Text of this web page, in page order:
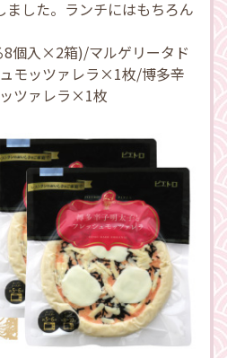
ました。ランチにはもちろん
8個入×2箱)/マルゲリータド
モッツァレラ×1枚/博多辛
ツァレラ×1枚